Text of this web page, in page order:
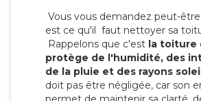
Vous vous demandez peut-
est ce qu'il faut nettoyer sa
Rappelons que c'est la toiture
protège de l'humidité, des
de la pluie et des rayons
doit pas être négligée, car son